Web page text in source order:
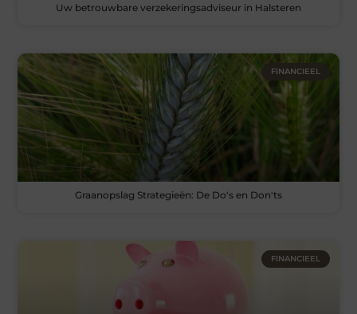
Uw betrouwbare verzekeringsadviseur in Halsteren
FINANCIEEL
Graanopslag Strategieën: De Do's en Don'ts
FINANCIEEL